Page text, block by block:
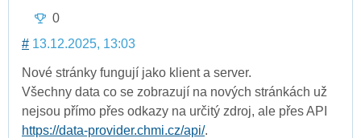
0
# 13.12.2025, 13:03
Nové stránky fungují jako klient a server.
Všechny data co se zobrazují na nových stránkách už
nejsou přímo přes odkazy na určitý zdroj, ale přes API
https://data-provider.chmi.cz/api/.